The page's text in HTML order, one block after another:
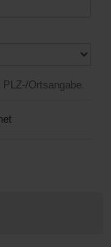
Ortsangabe.